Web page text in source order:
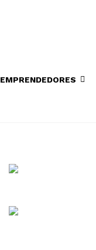
EMPRENDEDORES